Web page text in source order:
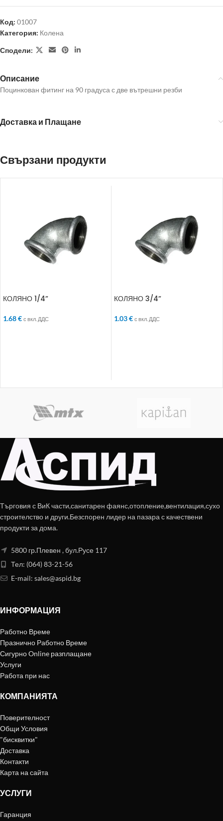
Код: 01007
Категория: Колена
Сподели:
Описание
Поцинкован фитинг на 90 градуса с две вътрешни резби
Доставка и Плащане
Свързани продукти
КОЛЯНО 1/4”
1.68€ с вкл. ДДС
КОЛЯНО 3/4”
1.03€ с вкл. ДДС
Търговия с ВиК части,санитарен фаянс,отопление,вентилация,сухо
строителство и други.Безспорен лидер на пазара с качествени
продукти за дома.
5800 гр.Плевен , бул.Русе 117
Тел: (064) 83-21-56
E-mail: sales@aspid.bg
ИНФОРМАЦИЯ
Работно Време
Празнично Работно Време
Сигурно Online разплащане
Услуги
Работа при нас
КОМПАНИЯТА
Поверителност
Общи Условия
"бисквитки"
Доставка
Контакти
Карта на сайта
УСЛУГИ
Гаранция